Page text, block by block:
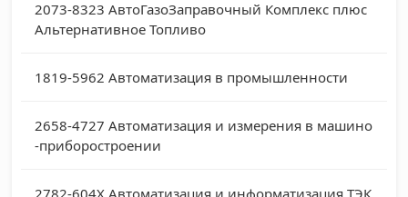
2073-8323 АвтоГазоЗаправочный Комплекс плюс
Альтернативное Топливо
1819-5962 Автоматизация в промышленности
2658-4727 Автоматизация и измерения в машино
-приборостроении
2782-604X Автоматизация и информатизация ТЭК